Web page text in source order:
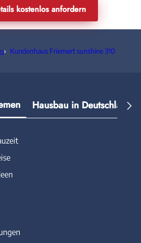
kostenlos anfordern
› Kundenhaus Friemert sunshine 310
Hausbau in Deutschland